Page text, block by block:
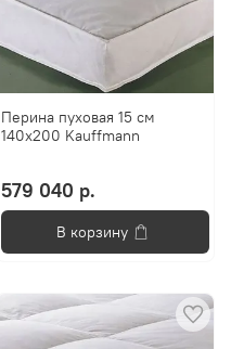
Перина пуховая 15 см
140x200 Kauffmann
579 040 р.
В корзину